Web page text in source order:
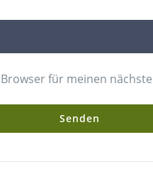
für meinen